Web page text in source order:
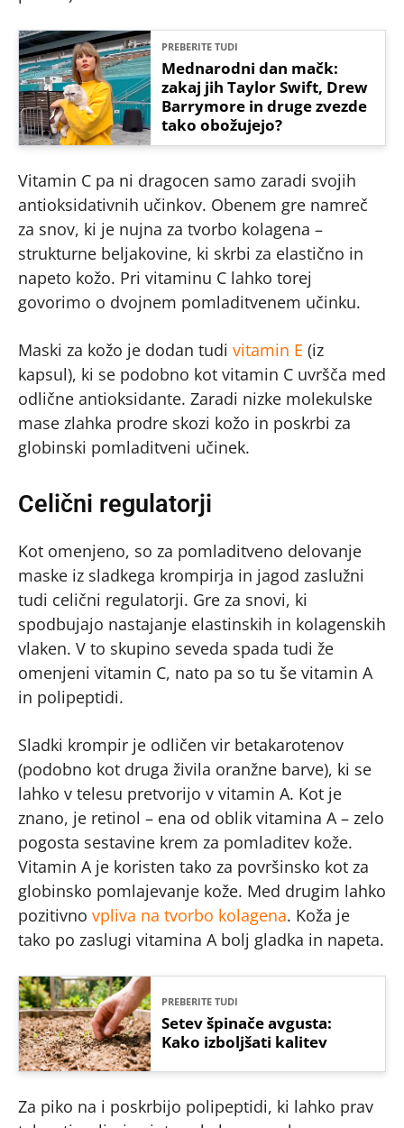
PREBERITE TUDI
Mednarodni dan mačk:
zakaj jih Taylor Swift, Drew
Barrymore in druge zvezde
tako obožujejo?
Vitamin C pa ni dragocen samo zaradi svojih
antioksidativnih učinkov. Obenem gre namreč
za snov, ki je nujna za tvorbo kolagena –
strukturne beljakovine, ki skrbi za elastično in
napeto kožo. Pri vitaminu C lahko torej
govorimo o dvojnem pomladitvenem učinku.
Maski za kožo je dodan tudi vitamin E (iz
kapsul), ki se podobno kot vitamin C uvršča med
odlične antioksidante. Zaradi nizke molekulske
mase zlahka prodre skozi kožo in poskrbi za
globinski pomladitveni učinek.
Celični regulatorji
Kot omenjeno, so za pomladitveno delovanje
maske iz sladkega krompirja in jagod zaslužni
tudi celični regulatorji. Gre za snovi, ki
spodbujajo nastajanje elastinskih in kolagenskih
vlaken. V to skupino seveda spada tudi že
omenjeni vitamin C, nato pa so tu še vitamin A
in polipeptidi.
Sladki krompir je odličen vir betakarotenov
(podobno kot druga živila oranžne barve), ki se
lahko v telesu pretvorijo v vitamin A. Kot je
znano, je retinol – ena od oblik vitamina A – zelo
pogosta sestavine krem za pomladitev kože.
Vitamin A je koristen tako za površinsko kot za
globinsko pomlajevanje kože. Med drugim lahko
pozitivno vpliva na tvorbo kolagena. Koža je
tako po zaslugi vitamina A bolj gladka in napeta.
PREBERITE TUDI
Setev špinače avgusta:
Kako izboljšati kalitev
Za piko na i poskrbijo polipeptidi, ki lahko prav